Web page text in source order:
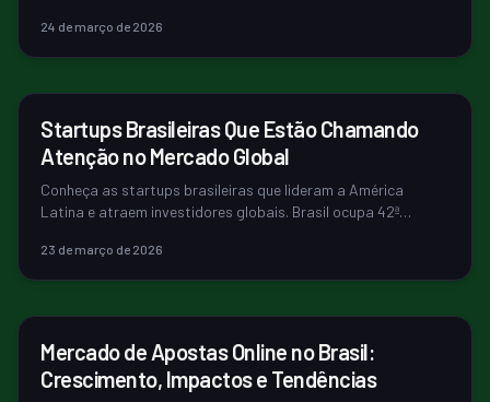
24 de março de 2026
ECONOMIA
Startups Brasileiras Que Estão Chamando
Atenção no Mercado Global
Conheça as startups brasileiras que lideram a América
Latina e atraem investidores globais. Brasil ocupa 42ª
23 de março de 2026
ECONOMIA
Mercado de Apostas Online no Brasil:
Crescimento, Impactos e Tendências